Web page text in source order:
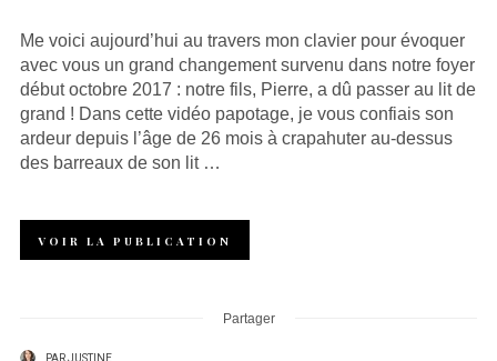
Me voici aujourd’hui au travers mon clavier pour évoquer
avec vous un grand changement survenu dans notre foyer
début octobre 2017 : notre fils, Pierre, a dû passer au lit de
grand ! Dans cette vidéo papotage, je vous confiais son
ardeur depuis l’âge de 26 mois à crapahuter au-dessus
des barreaux de son lit …
VOIR LA PUBLICATION
Partager